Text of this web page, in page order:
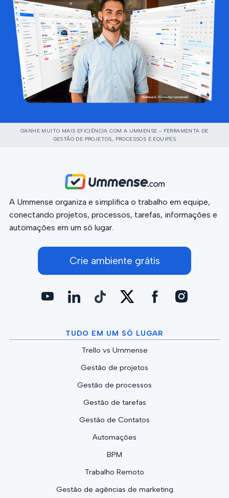
GANHE MUITO MAIS EFICIÊNCIA COM A UMMENSE - FERRAMENTA DE
GESTÃO DE PROJETOS, PROCESSOS E EQUIPES
A Ummense organiza e simplifica o trabalho em equipe,
conectando projetos, processos, tarefas, informações e
automações em um só lugar.
Crie ambiente grátis
TUDO EM UM SÓ LUGAR
Trello vs Ummense
Gestão de projetos
Gestão de processos
Gestão de tarefas
Gestão de Contatos
Automações
BPM
Trabalho Remoto
Gestão de agências de marketing